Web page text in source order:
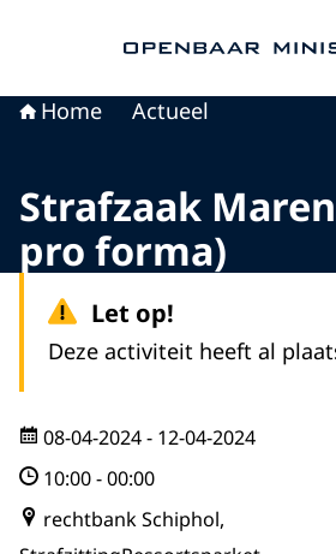
Home Actueel
Strafzaak
pro forma)
Let op!
Deze activiteit heeft al
08-04-2024- 12-04-2024
10:00-00:00
rechtbank Schiphol,